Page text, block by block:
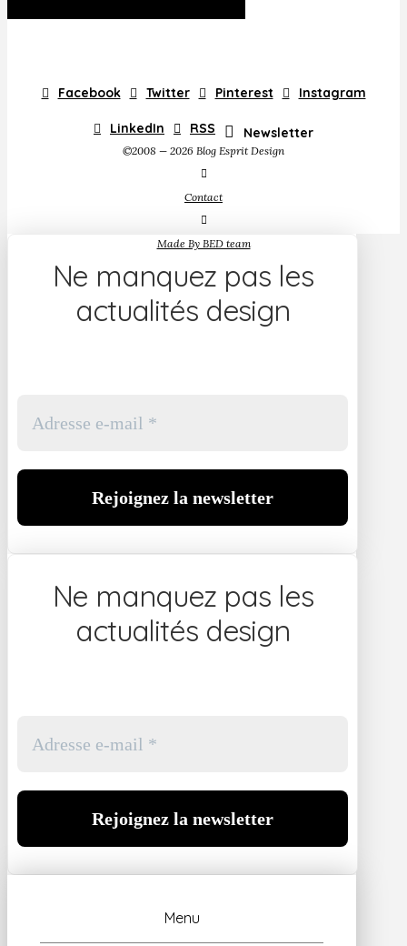
Facebook Twitter Pinterest Instagram
LinkedIn RSS Newsletter
©2008 — 2026 Blog Esprit Design
Contact
Made By BED team
Ne manquez pas les
actualités design
Ne manquez pas les
actualités design
Menu